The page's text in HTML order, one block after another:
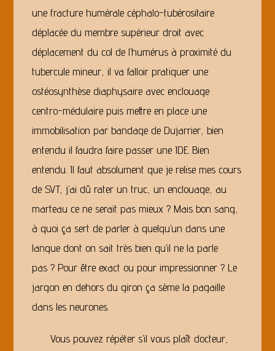
une fracture humérale céphalo-tubérositaire
déplacée du membre supérieur droit avec
déplacement du col de l’humérus à proximité du
tubercule mineur, il va falloir pratiquer une
ostéosynthèse diaphysaire avec enclouage
centro-médulaire puis mettre en place une
immobilisation par bandage de Dujarrier, bien
entendu il faudra faire passer une IDE. Bien
entendu. Il faut absolument que je relise mes cours
de SVT, j’ai dû rater un truc, un enclouage, au
marteau ce ne serait pas mieux ? Mais bon sang,
à quoi ça sert de parler à quelqu’un dans une
langue dont on sait très bien qu’il ne la parle
pas ? Pour être exact ou pour impressionner ? Le
jargon en dehors du giron ça sème la pagaille
dans les neurones.
Vous pouvez répéter s’il vous plaît docteur,